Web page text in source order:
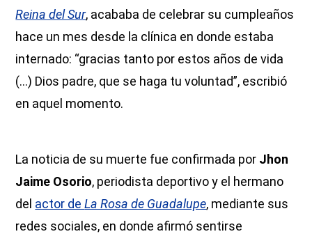
Reina del Sur, acababa de celebrar su cumpleaños
hace un mes desde la clínica en donde estaba
internado: “gracias tanto por estos años de vida
(...) Dios padre, que se haga tu voluntad”, escribió
en aquel momento.
La noticia de su muerte fue confirmada por Jhon
Jaime Osorio, periodista deportivo y el hermano
del actor deLa Rosa de Guadalupe, mediante sus
redes sociales, en donde afirmó sentirse